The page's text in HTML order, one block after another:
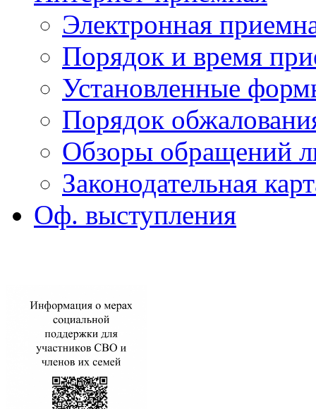
Электронная
Порядок и время
Установленные
Порядок
Обзоры обращений
Законодательная
Оф. выступления